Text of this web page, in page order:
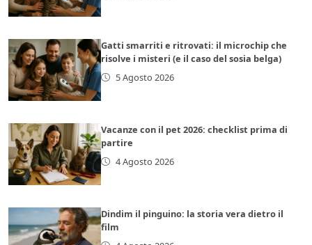
Gatti smarriti e ritrovati: il microchip che
risolve i misteri (e il caso del sosia belga)
5 Agosto 2026
Vacanze con il pet 2026: checklist prima di
partire
4 Agosto 2026
Dindim il pinguino: la storia vera dietro il
film